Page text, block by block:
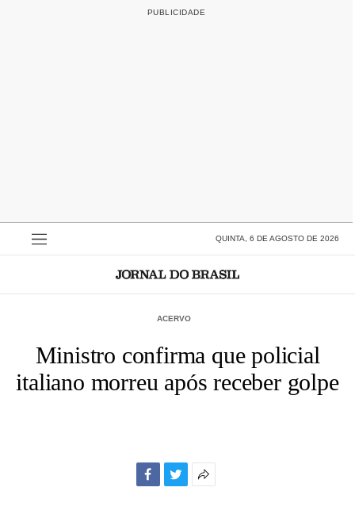
QUINTA, 6 DE AGOSTO DE 2026
ACERVO
Ministro confirma que policial
italiano morreu após receber golpe